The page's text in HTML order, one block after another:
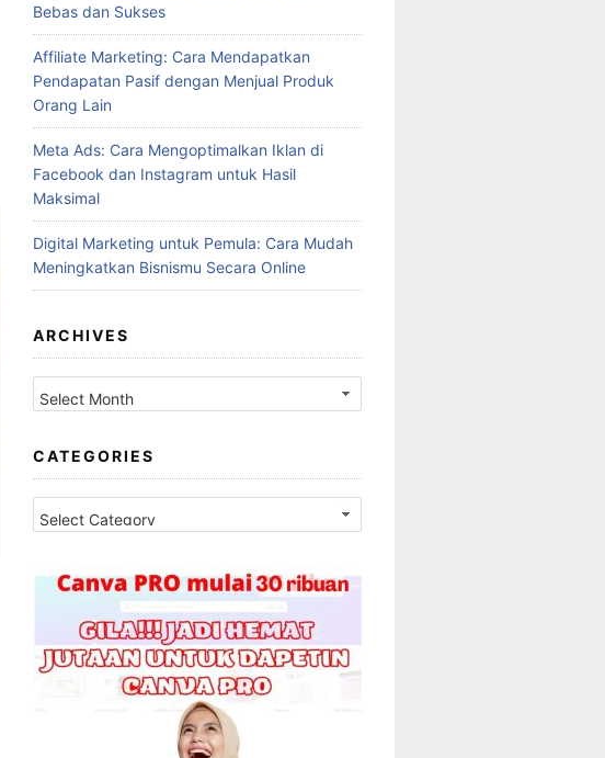
Bebas dan Sukses
Affiliate Marketing: Cara Mendapatkan
Pendapatan Pasif dengan Menjual Produk
Orang Lain
Meta Ads: Cara Mengoptimalkan Iklan di
Facebook dan Instagram untuk Hasil
Maksimal
Digital Marketing untuk Pemula: Cara Mudah
Meningkatkan Bisnismu Secara Online
ARCHIVES
Archives
CATEGORIES
Categories